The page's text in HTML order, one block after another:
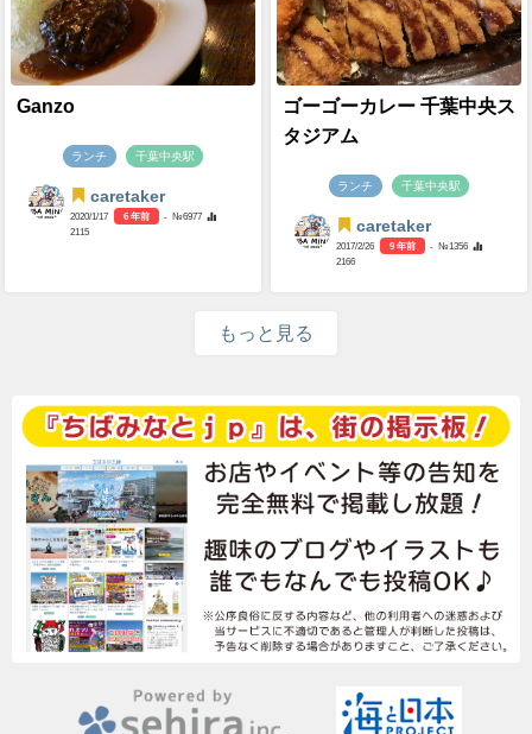
Ganzo
ランチ 千葉中央駅
caretaker
2020/1/17 6 年前
- №6977
2115
ゴーゴーカレー 千葉中央ス
タジアム
ランチ 千葉中央駅
caretaker
2017/2/26 9 年前
- №1356
2166
もっと見る